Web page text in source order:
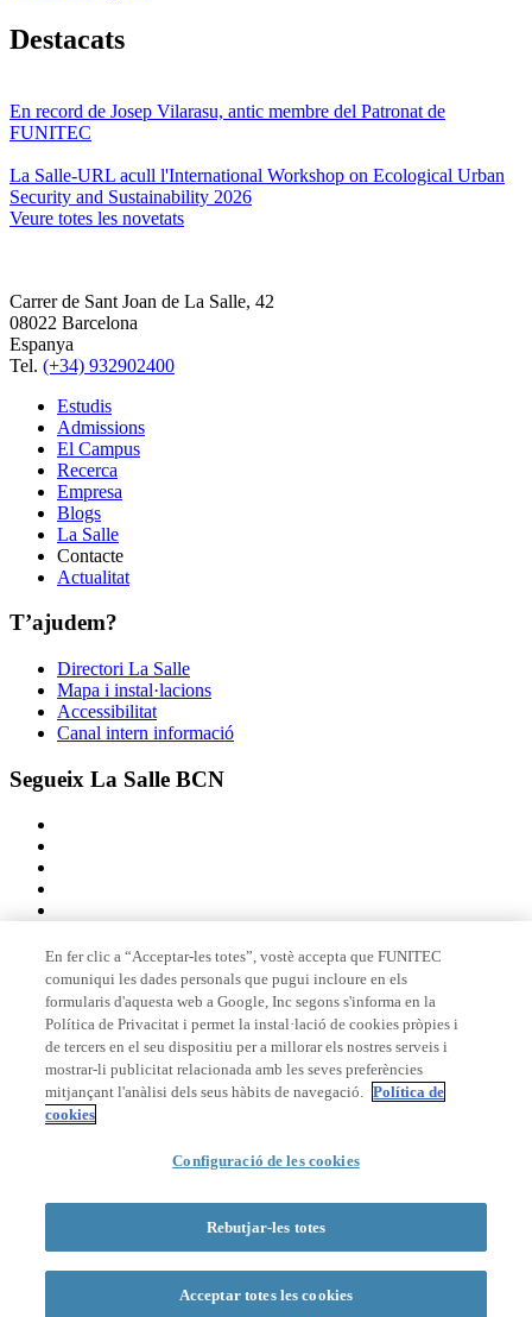
Destacats
En record de Josep Vilarasu, antic membre del Patronat de
FUNITEC
La Salle-URL acull l'International Workshop on Ecological Urban
Security and Sustainability 2026
Veure totes les novetats
Carrer de Sant Joan de La Salle, 42
08022 Barcelona
Espanya
Tel. (+34) 932902400
Estudis
Admissions
El Campus
Recerca
Empresa
Blogs
La Salle
Contacte
Actualitat
T’ajudem?
Directori La Salle
Mapa i instal·lacions
Accessibilitat
Canal intern informació
Segueix La Salle BCN
Membre de
Acreditacions
© 2026 La Salle Campus Barcelona - URL |Avís legal
Formulari de cerca
En fer clic a “Acceptar-les totes”, vostè accepta que FUNITEC
comuniqui les dades personals que pugui incloure en els
formularis d'aquesta web a Google, Inc segons s'informa en la
Política de Privacitat i permet la instal·lació de cookies pròpies i
de tercers en el seu dispositiu per a millorar els nostres serveis i
mostrar-li publicitat relacionada amb les seves preferències
mitjançant l'anàlisi dels seus hàbits de navegació. Política de
cookies
Configuració de les cookies
Rebutjar-les totes
Acceptar totes les cookies